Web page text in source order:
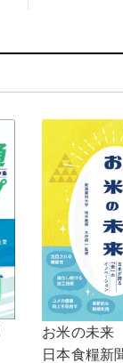
お米の未来
日本食糧新